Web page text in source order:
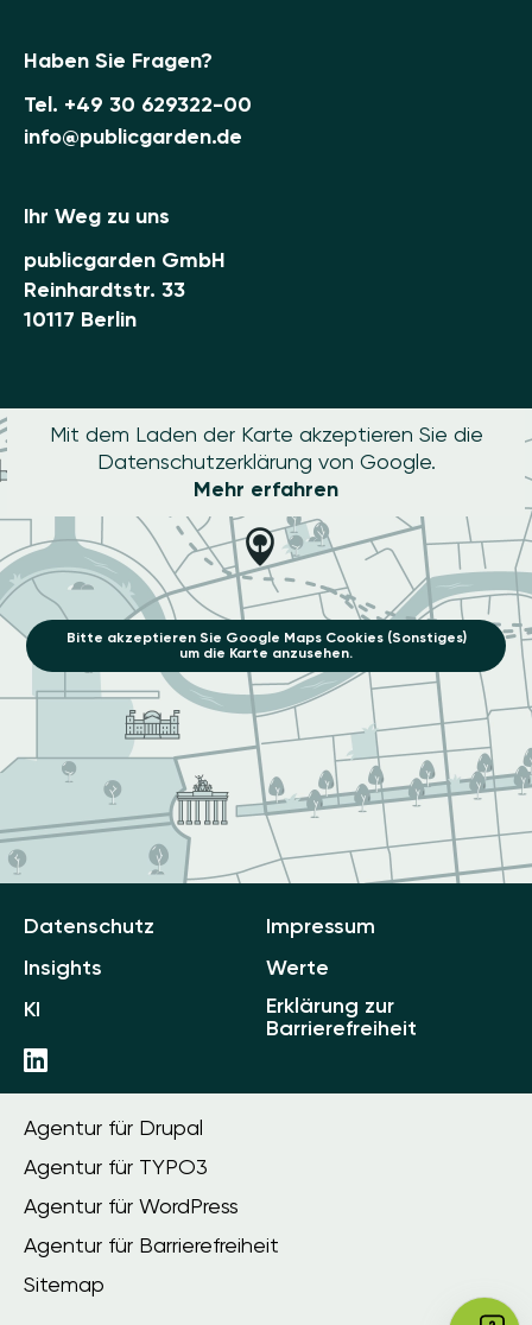
Haben Sie Fragen?
Tel. +49 30 629322-00
info@publicgarden.de
Ihr Weg zu uns
publicgarden GmbH
Reinhardtstr. 33
10117 Berlin
Mit dem Laden der Karte akzeptieren Sie die
Datenschutzerklärung von Google.
Mehr erfahren
Bitte akzeptieren Sie Google Maps Cookies (Sonstiges)
um die Karte anzusehen.
Datenschutz
Impressum
Insights
Werte
KI
Erklärung zur
Barrierefreiheit
Agentur für Drupal
Agentur für TYPO3
Agentur für WordPress
Agentur für Barrierefreiheit
Sitemap